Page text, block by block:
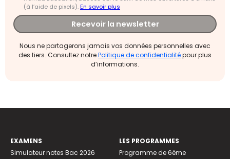
(à l’aide de pixels).En savoir plus
Recevoir la newsletter
Nous ne partagerons jamais vos données personnelles avec
des tiers. Consultez notrePolitique de confidentialitépour plus
d’informations.
EXAMENS
Simulateur notes Bac 2026
LES PROGRAMMES
Programme de 6ème